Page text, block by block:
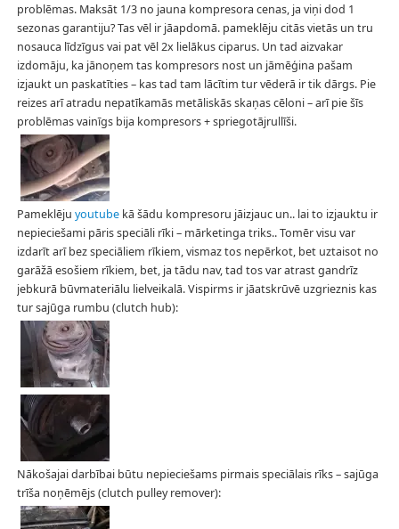
problēmas. Maksāt 1/3 no jauna kompresora cenas, ja viņi dod 1
sezonas garantiju? Tas vēl ir jāapdomā. pameklēju citās vietās un tru
nosauca līdzīgus vai pat vēl 2x lielākus ciparus. Un tad aizvakar
izdomāju, ka jānoņem tas kompresors nost un jāmēģina pašam
izjaukt un paskatīties – kas tad tam lācītim tur vēderā ir tik dārgs. Pie
reizes arī atradu nepatīkamās metāliskās skaņas cēloni – arī pie šīs
problēmas vainīgs bija kompresors + spriegotājrullīši.
Pameklēju youtubekā šādu kompresoru jāizjauc un.. lai to izjauktu ir
nepieciešami pāris speciāli rīki – mārketinga triks.. Tomēr visu var
izdarīt arī bez speciāliem rīkiem, vismaz tos nepērkot, bet uztaisot no
garāžā esošiem rīkiem, bet, ja tādu nav, tad tos var atrast gandrīz
jebkurā būvmateriālu lielveikalā. Vispirms ir jāatskrūvē uzgrieznis kas
tur sajūga rumbu (clutch hub):
Nākošajai darbībai būtu nepieciešams pirmais speciālais rīks – sajūga
trīša noņēmējs (clutch pulley remover):